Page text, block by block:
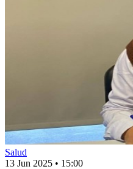
Salud
13 Jun 2025 • 15:00